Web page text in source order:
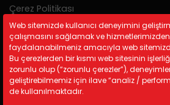
Çerez Politikası
Gizlilik Politikası
KVKK
İletişim Bilgileri
A: Kemalpaşa Organize Sanayi
Web sitemizde kullanıcı deneyimini
çalışmasını sağlamak ve
faydalanabilmeniz amacıyla web
Bu çerezlerden bir kısmı web sitesinin
zorunlu olup (“zorunlu çerezler”),
geliştirebilmemiz için ilave “analiz /
de kullanılmaktadır.